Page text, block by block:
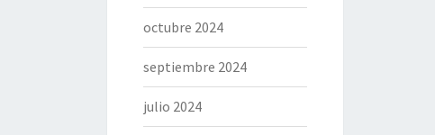
octubre 2024
septiembre 2024
julio 2024